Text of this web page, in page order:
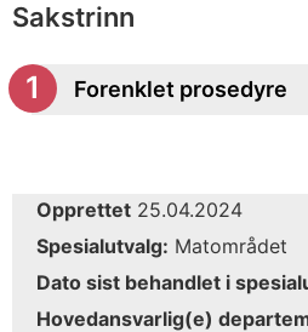
Sakstrinn
Forenklet prosedyre
Opprettet 25.04.2024
Spesialutvalg: Matområdet
Dato sist behandlet i
Hovedansvarlig(e)